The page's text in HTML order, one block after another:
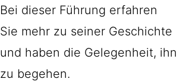
Bei dieser Führung erfahren
Sie mehr zu seiner Geschichte
und haben die Gelegenheit, ihn
zu begehen.